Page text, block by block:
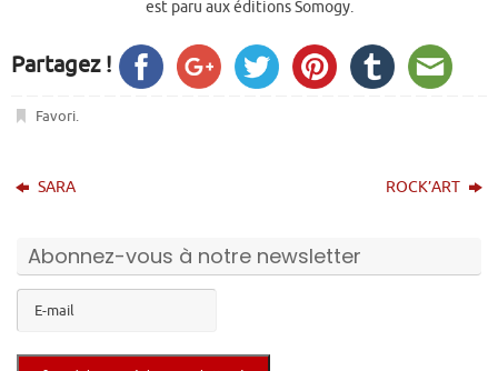
est paru aux éditions Somogy.
Partagez !
Favori.
SARA ROCK’ART
Abonnez-vous à notre newsletter